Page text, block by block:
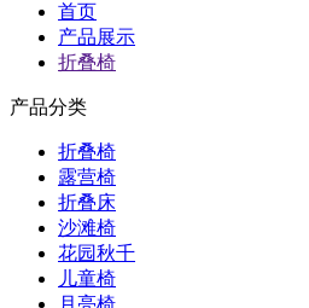
首页
产品展示
折叠椅
产品分类
折叠椅
露营椅
折叠床
沙滩椅
花园秋千
儿童椅
月亮椅